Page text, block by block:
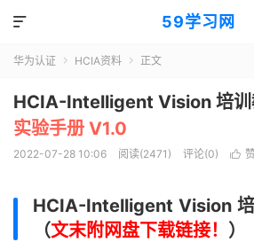
59学习网

华为认证  HCIA资料  正文
HCIA-Intelligent Vision 培训
实验手册 V1.0
2022-07-28 10:06 阅读(2471) 评论(0) 
HCIA-Intelligent Vision
（文末附网盘下载链接！ ）